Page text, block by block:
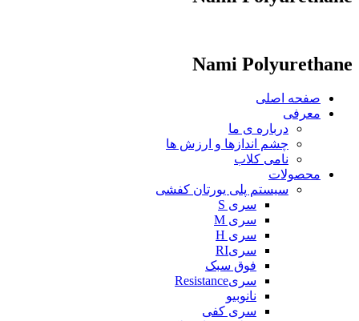
Nami Polyurethane
صفحه اصلی
معرفی
درباره ی ما
چشم اندازها و ارزش ها
نامی کلاب
محصولات
سیستم پلی یورتان کفشی
سری S
سری M
سری H
سریRI
فوق سبک
سریResistance
نانوبیو
سری کفی